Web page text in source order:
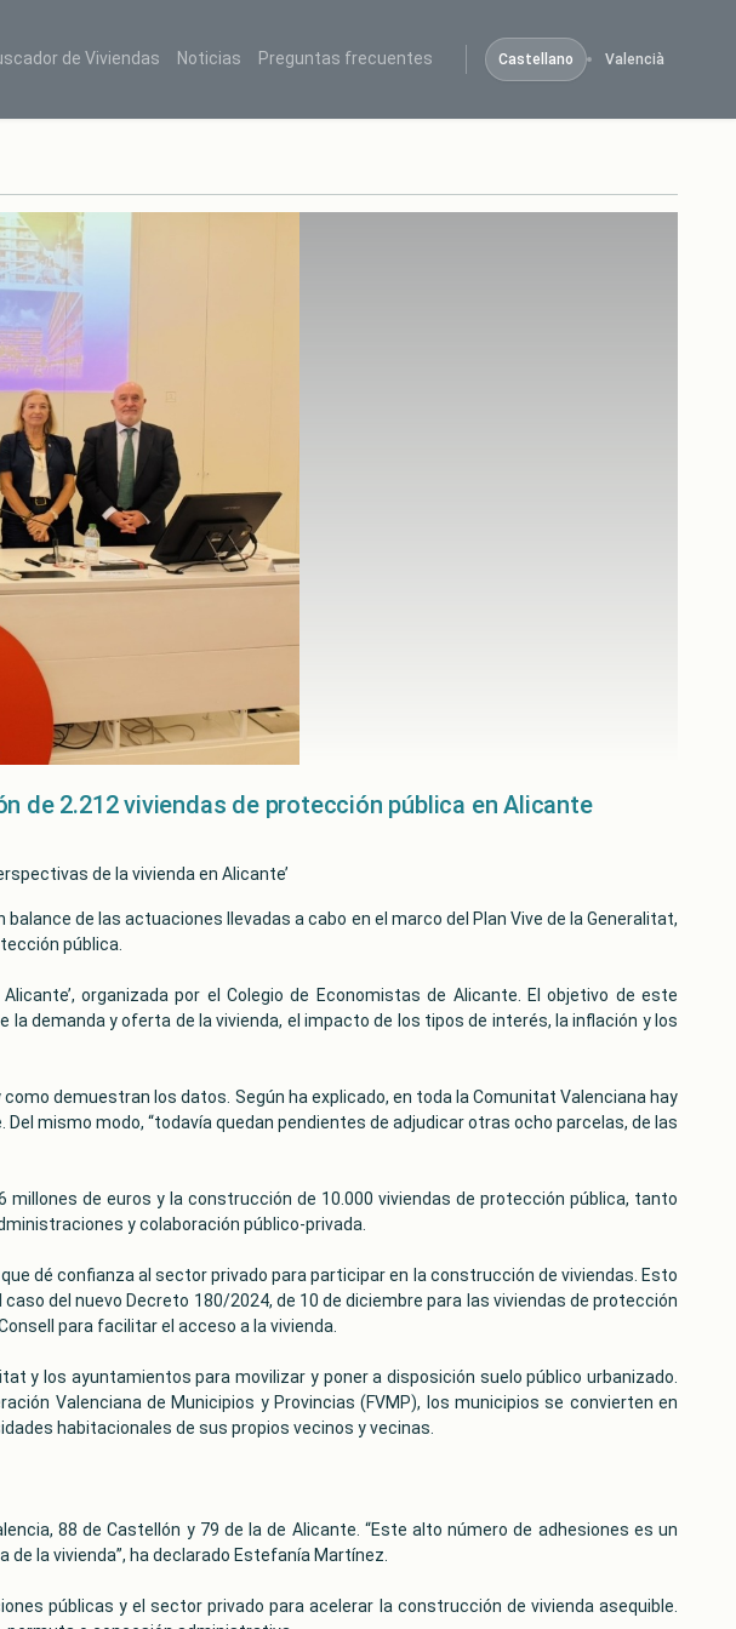
de Viviendas Noticias Preguntas frecuentes Castellano Valencià
de 2.212 viviendas de protección pública en Alicante
de la vivienda en Alicante’
de las actuaciones llevadas a cabo en el marco del Plan Vive de la Generalitat,
pública.
organizada por el Colegio de Economistas de Alicante. El objetivo de este
demanda y oferta de la vivienda, el impacto de los tipos de interés, la inflación y los
demuestran los datos. Según ha explicado, en toda la Comunitat Valenciana hay
mismo modo, “todavía quedan pendientes de adjudicar otras ocho parcelas, de las
de euros y la construcción de 10.000 viviendas de protección pública, tanto
y colaboración público-privada.
dé confianza al sector privado para participar en la construcción de viviendas. Esto
del nuevo Decreto 180/2024, de 10 de diciembre para las viviendas de protección
para facilitar el acceso a la vivienda.
y los ayuntamientos para movilizar y poner a disposición suelo público urbanizado.
Valenciana de Municipios y Provincias (FVMP), los municipios se convierten en
habitacionales de sus propios vecinos y vecinas.
88 de Castellón y 79 de la de Alicante. “Este alto número de adhesiones es un
la vivienda”, ha declarado Estefanía Martínez.
públicas y el sector privado para acelerar la construcción de vivienda asequible.